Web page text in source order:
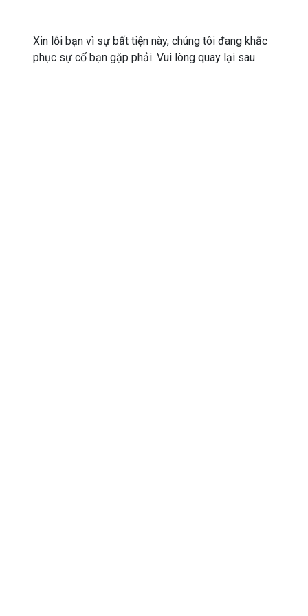
Xin lỗi bạn vì sự bất tiện này, chúng tôi đang khắc
phục sự cố bạn gặp phải. Vui lòng quay lại sau